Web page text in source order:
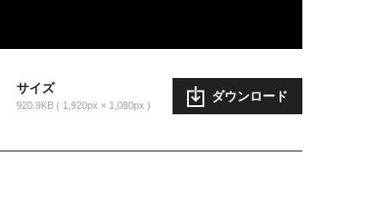
サイズ
920.9KB 1,920px × 1,080px
ダウンロード